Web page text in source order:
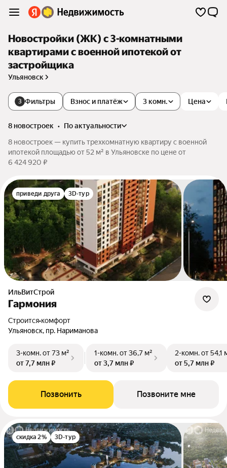
Новостройки (ЖК) с 3-комнатными
квартирами с военной ипотекой от
застройщика
Ульяновск
3 Фильтры Цена
Взнос и платёж 3 комн.
8 новостроек •
по актуальности
8 новостроек — купить трехкомнатную квартиру с военной
ипотекой площадью от 52 м² в Ульяновске по цене от
6 424 920 ₽
приведи друга 3D-тур
ИльВитСтрой
Гармония
Строится•комфорт
Ульяновск, пр. Нариманова
3-комн.от 73 м²
от 7,7 млн ₽
1-комн.от 36,7 м²
от 3,7 млн ₽
2-комн.от 54,1
от 5,7 млн ₽
Позвонить Позвоните мне
скидка 2% 3D-тур